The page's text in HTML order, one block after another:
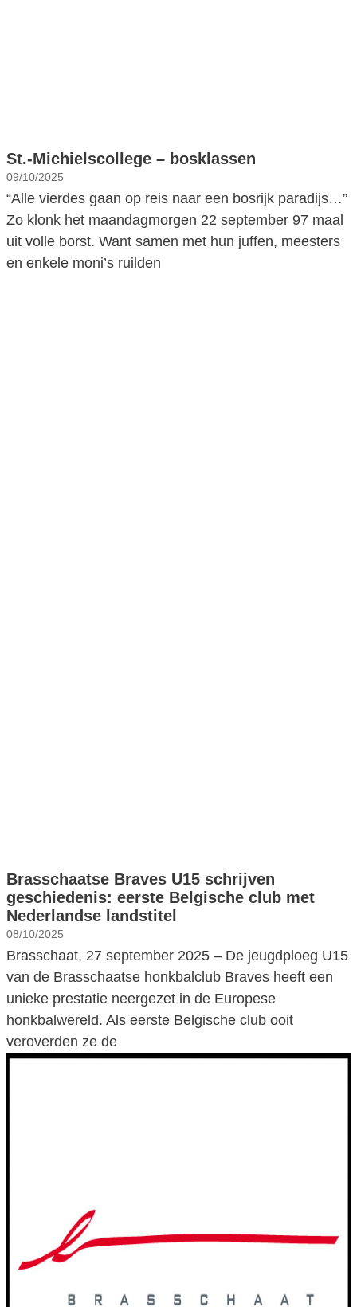
St.-Michielscollege – bosklassen
09/10/2025
“Alle vierdes gaan op reis naar een bosrijk paradijs…”
Zo klonk het maandagmorgen 22 september 97 maal
uit volle borst. Want samen met hun juffen, meesters
en enkele moni’s ruilden
Brasschaatse Braves U15 schrijven
geschiedenis: eerste Belgische club met
Nederlandse landstitel
08/10/2025
Brasschaat, 27 september 2025 – De jeugdploeg U15
van de Brasschaatse honkbalclub Braves heeft een
unieke prestatie neergezet in de Europese
honkbalwereld. Als eerste Belgische club ooit
veroverden ze de